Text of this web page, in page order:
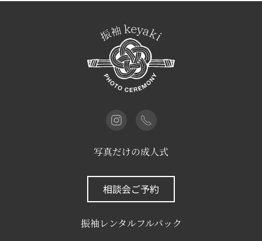
写真だけの成人式
相談会ご予約
振袖レンタルフルパック